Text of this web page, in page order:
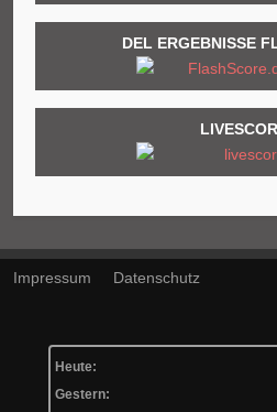
DEL ERGEBNISSE
Impressum Datenschutz
Heute:
Gestern: